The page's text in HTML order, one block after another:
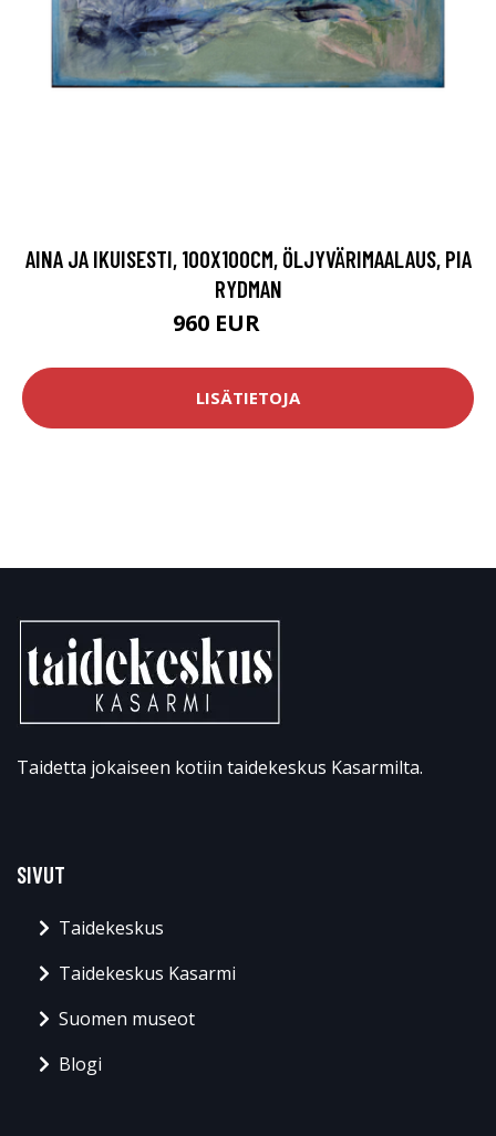
AINA JA IKUISESTI, 100X100CM, ÖLJYVÄRIMAALAUS, PIA
RYDMAN
960 EUR
LISÄTIETOJA
Taidetta jokaiseen kotiin taidekeskus Kasarmilta.
SIVUT
Taidekeskus
Taidekeskus Kasarmi
Suomen museot
Blogi